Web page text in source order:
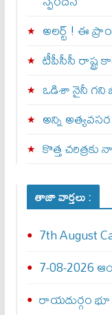
అల‌ర్ట్ ! ఈ
టీపీసీసీ రాష్ట్ర
ఒడిశా నైనీ గని
అన్ని
కొత్త చరిత్రకు
తాజా వార్తలు :
7th August
7-08-2026
రాయదుర్గం